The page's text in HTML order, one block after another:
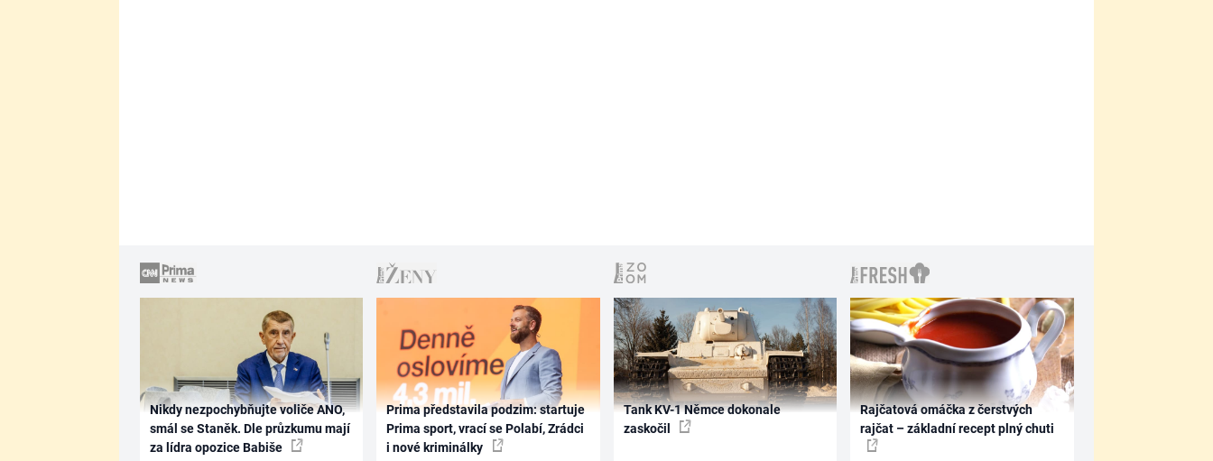
Nikdy nezpochybňujte voliče ANO,
smál se Staněk. Dle průzkumu mají
za lídra opozice Babiše
Prima představila podzim: startuje
Prima sport, vrací se Polabí, Zrádci
i nové kriminálky
Tank KV-1 Němce dokonale
zaskočil
Rajčatová omáčka z čerstvých
rajčat – základní recept plný chuti